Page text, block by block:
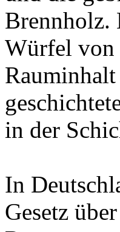
Der
und die
Würfel von
in der